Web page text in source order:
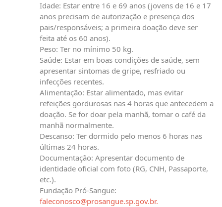
Idade: Estar entre 16 e 69 anos (jovens de 16 e 17
anos precisam de autorização e presença dos
pais/responsáveis; a primeira doação deve ser
feita até os 60 anos).
Peso: Ter no mínimo 50 kg.
Saúde: Estar em boas condições de saúde, sem
apresentar sintomas de gripe, resfriado ou
infecções recentes.
Alimentação: Estar alimentado, mas evitar
refeições gordurosas nas 4 horas que antecedem a
doação. Se for doar pela manhã, tomar o café da
manhã normalmente.
Descanso: Ter dormido pelo menos 6 horas nas
últimas 24 horas.
Documentação: Apresentar documento de
identidade oficial com foto (RG, CNH, Passaporte,
etc.).
Fundação Pró-Sangue:
faleconosco@prosangue.sp.gov.br.